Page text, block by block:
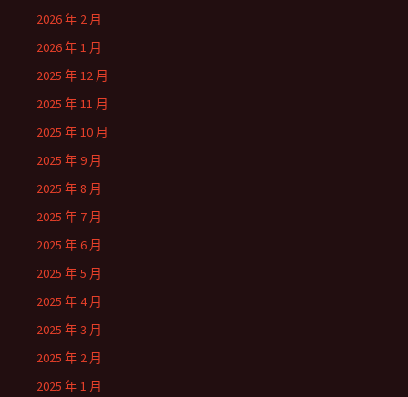
2026 年 2 月
2026 年 1 月
2025 年 12 月
2025 年 11 月
2025 年 10 月
2025 年 9 月
2025 年 8 月
2025 年 7 月
2025 年 6 月
2025 年 5 月
2025 年 4 月
2025 年 3 月
2025 年 2 月
2025 年 1 月